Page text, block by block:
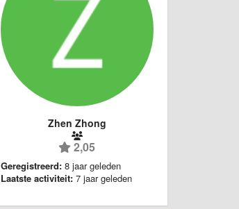
Zhen Zhong
2,05
Geregistreerd: 8 jaar geleden
Laatste activiteit: 7 jaar geleden